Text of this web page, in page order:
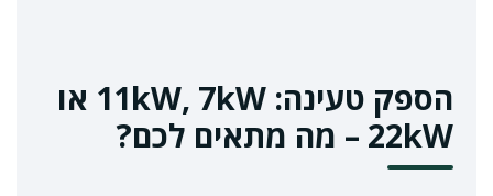
הספק טעינה: 11kW, 7kW או
22kW – מה מתאים לכם?